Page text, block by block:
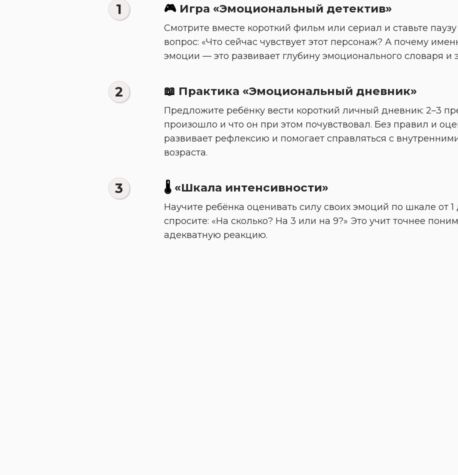
1 🎮 Игра «Эмоциональный детектив»
Смотрите вместе короткий фильм или сериал и ставьте
вопрос: «Что сейчас чувствует этот персонаж? А почему
эмоции — это развивает глубину эмоционального словаря и
2 📖 Практика «Эмоциональный дневник»
Предложите ребёнку вести короткий личный дневник: 2–3
произошло и что он при этом почувствовал. Без правил и
развивает рефлексию и помогает справляться с
возраста.
3 🌡️ «Шкала интенсивности»
Научите ребёнка оценивать силу своих эмоций по шкале от 1
спросите: «На сколько? На 3 или на 9?» Это учит точнее
адекватную реакцию.